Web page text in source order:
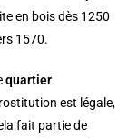
en bois dès 1250
1570.
quartier
est légale,
fait partie de